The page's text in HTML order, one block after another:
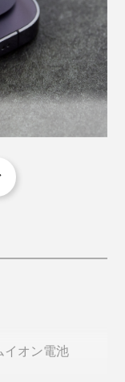
ート温度センサ
、発熱を効果的
も同時に充電で
う規格に基づき、最大
用意ください。
プで表示。ワイ
し、充電状態を
はバッテリー自
ともありました
イオン電池